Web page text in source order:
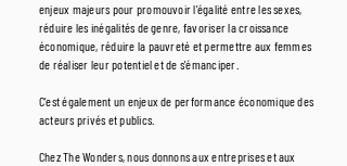
enjeux majeurs pour promouvoir l'égalité entre les sexes,
réduire les inégalités de genre, favoriser la croissance
économique, réduire la pauvreté et permettre aux femmes
de réaliser leur potentiel et de s'émanciper.
C'est également un enjeux de performance économique des
acteurs privés et publics.
Chez The Wonders, nous donnons aux entreprises et aux